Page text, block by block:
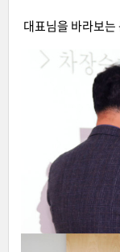
대표님을 바라보는